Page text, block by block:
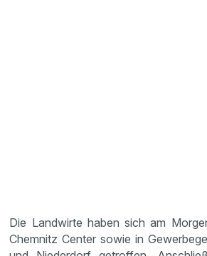
Die Landwirte haben sich am
Chemnitz Center sowie in